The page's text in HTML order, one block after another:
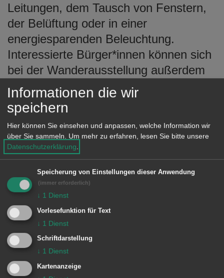
Leitungen, dem Tausch von Fenstern,
der Belüftung oder in einer
energiesparenden Beleuchtung.
Interessierte Bürger*innen können sich
bei der Wanderausstellung außerdem
Informationsmaterialen zu den
speziellen Sanierungsthemen
mitnehmen. „Mit dieser Ausstellung will
die Stadt aufzeigen, was bei der
Sanierung von Eigenheimen alles
möglich ist und auch Mut machen,
etwas in diese Richtung zu
unternehmen“, so Erster Bürgermeister
Wolfgang Steidle bei der
Ausstellungseröffnung.
Seit 2017 gibt es bei der Stadt Aalen
das Förderprogramm „Flächen
Informationen die wir
speichern
Hier können Sie einsehen und anpassen, welche Information wir
über Sie sammeln.
Um mehr zu erfahren, lesen Sie bitte unsere
Datenschutzerklärung
Speicherung von Einstellungen dieser Anwendung
(immer erforderlich)
↓ 1 Dienst
Vorlesefunktion für Text
↓ 1 Dienst
Schriftdarstellung
↓ 1 Dienst
Kartenanzeige